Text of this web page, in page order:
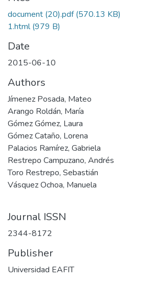
document (20).pdf(570.13 KB)
1.html(979 B)
Date
2015-06-10
Authors
Jímenez Posada, Mateo
Arango Roldán, María
Gómez Gómez, Laura
Gómez Cataño, Lorena
Palacios Ramírez, Gabriela
Restrepo Campuzano, Andrés
Toro Restrepo, Sebastián
Vásquez Ochoa, Manuela
Journal ISSN
2344-8172
Publisher
Universidad EAFIT